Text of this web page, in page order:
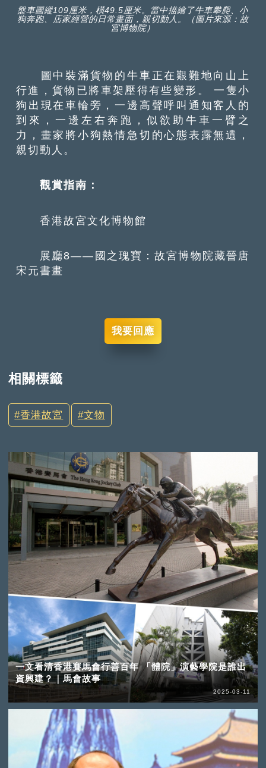
盤車圖縱109厘米，橫49.5厘米。當中描繪了牛車攀爬、小
狗奔跑、店家經營的日常畫面，親切動人。（圖片來源：故
宮博物院）
圖中裝滿貨物的牛車正在艱難地向山上
行進，貨物已將車架壓得有些變形。 一隻小
狗出現在車輪旁，一邊高聲呼叫通知客人的
到來，一邊左右奔跑，似欲助牛車一臂之
力，畫家將小狗熱情急切的心態表露無遺，
親切動人。
觀賞指南：
香港故宮文化博物館
展廳8——國之瑰寶：故宮博物院藏晉唐
宋元書畫
我要回應
相關標籤
香港故宮 文物
一文看清香港賽馬會行善百年 「體院」演藝學院是誰出
資興建？｜馬會故事
2025-03-11